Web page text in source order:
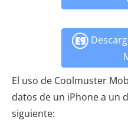
El uso de Coolmuster
datos de un iPhone a un
siguiente: